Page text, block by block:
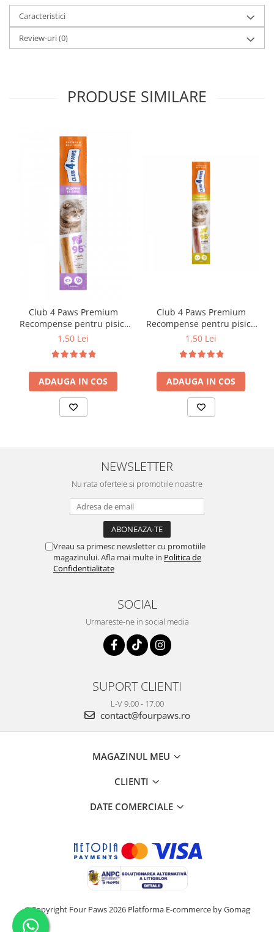
Caracteristici
Review-uri(0)
PRODUSE SIMILARE
Club 4 Paws Premium
Recompense pentru pisici
stick cu curcan si miel, 5g
1,50 Lei
ADAUGA IN COS
Club 4 Paws Premium
Recompense pentru pisici,
stick cu iepure si curcan, 5g
1,50 Lei
ADAUGA IN COS
NEWSLETTER
Nu rata ofertele si promotiile noastre
Vreau sa primesc newsletter cu promotiile
magazinului. Afla mai multe in Politica de
Confidentialitate
SOCIAL
Urmareste-ne in social media
SUPORT CLIENTI
L-V 9.00 - 17.00
contact@fourpaws.ro
MAGAZINUL MEU
CLIENTI
DATE COMERCIALE
©Copyright Four Paws 2026 Platforma E-commerce by Gomag